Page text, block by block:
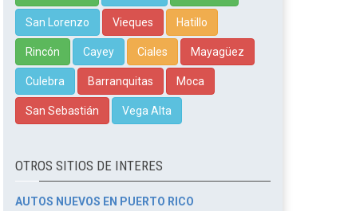
San Lorenzo Vieques Hatillo
Rincón Cayey Ciales Mayagüez
Culebra Barranquitas Moca
San Sebastián Vega Alta
OTROS SITIOS DE INTERES
AUTOS NUEVOS EN PUERTO RICO